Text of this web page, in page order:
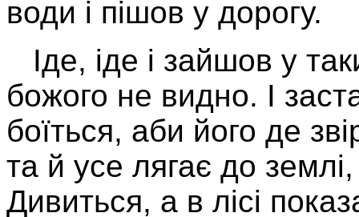
води і пішов у дорогу.
Іде, іде і зайшов у
божого не видно. І
боїться, аби його де
та й усе лягає до
Дивить­ся, а в лісі